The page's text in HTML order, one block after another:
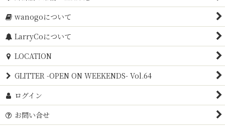
wanogoについて
LarryCoについて
LOCATION
GLITTER -OPEN ON WEEKENDS- Vol.64
ログイン
お問い合せ